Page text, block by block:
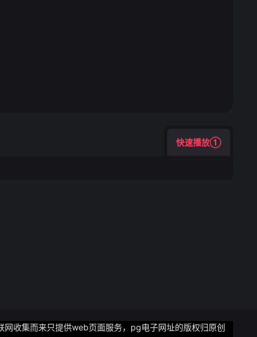
观设计上星
灯组和下方竖状
桥均为长沙晚
在娱乐业翻
快速播放①
收集而来只提供web页面服务，pg电子网址的版权归原创